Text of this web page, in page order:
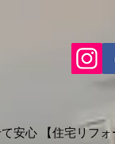
安心 【住宅リフ